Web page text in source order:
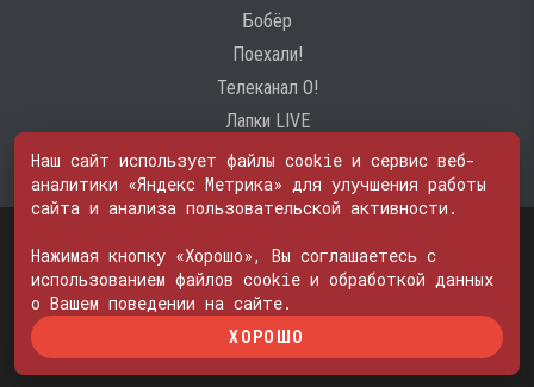
Бобёр
Поехали!
Телеканал О!
Лапки LIVE
№ ФС 77 - 74600
© 2000—2026. Редакция телеканала «ПОБЕДА». Все права на любые
материалы, опубликованные на сайте, защищены. Любое
использование материалов возможно только с согласия Редакции
телеканала.
Наш сайт использует файлы cookie и сервис веб-
аналитики «Яндекс Метрика» для улучшения работы
сайта и анализа пользовательской активности.
Нажимая кнопку «Хорошо», Вы соглашаетесь с
использованием файлов cookie и обработкой данных
о Вашем поведении на сайте.
ХОРОШО